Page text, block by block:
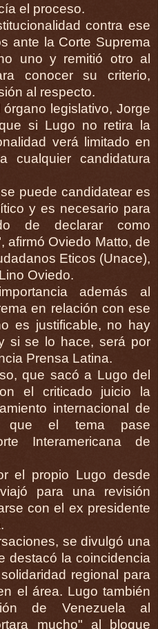
el proceso.
contra ese
ante la Corte Suprema
uno y remitió otro al
conocer su criterio,
al respecto.
legislativo, Jorge
si Lugo no retira la
verá limitado en
cualquier candidatura
puede candidatear es
y es necesario para
de declarar como
afirmó Oviedo Matto, de
Eticos (Unace),
Oviedo.
además al
en relación con ese
es justificable, no hay
si se lo hace, será por
Prensa Latina.
que sacó a Lugo del
el criticado juicio la
internacional de
que el tema pase
Interamericana de
el propio Lugo desde
para una revisión
con el ex presidente
se divulgó una
destacó la coincidencia
regional para
el área. Lugo también
de Venezuela al
mucho" al bloque